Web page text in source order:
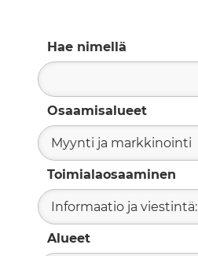
Hae nimellä
Osaamisalueet
Myynti ja markkinointi
Toimialaosaaminen
Informaatio ja
Alueet